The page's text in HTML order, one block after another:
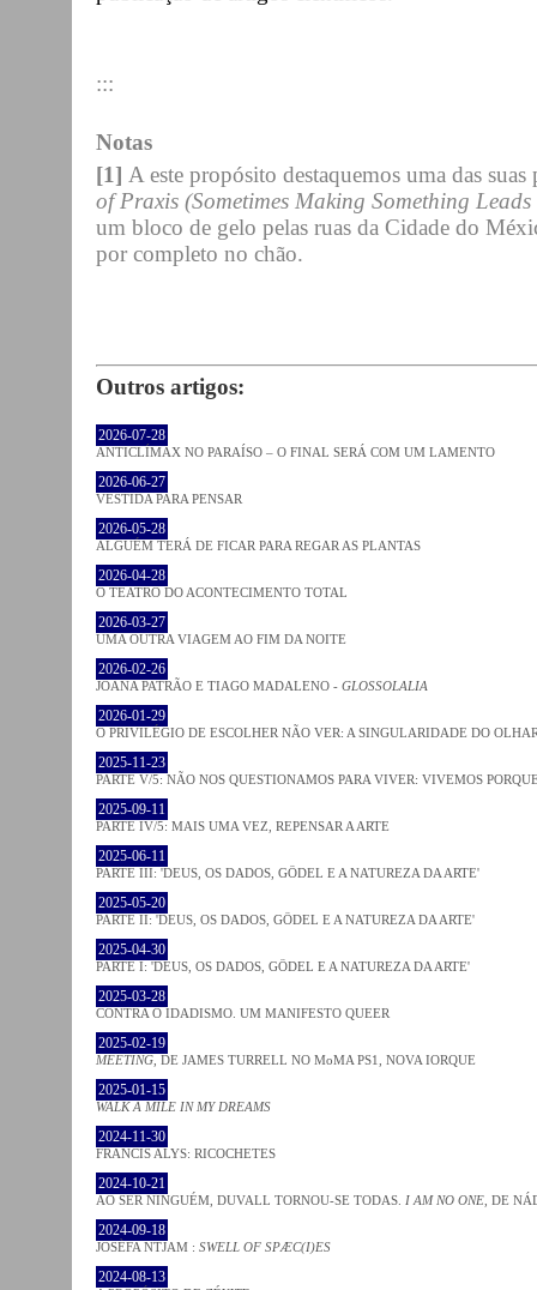
:::
Notas
[1] A este propósito destaquemos uma das
of Praxis (Sometimes Making Something
um bloco de gelo pelas ruas da Cidade do
por completo no chão.
Outros artigos:
2026-07-28
ANTICLÍMAX NO PARAÍSO – O FINAL SERÁ COM UM LAMENTO
2026-06-27
VESTIDA PARA PENSAR
2026-05-28
ALGUÉM TERÁ DE FICAR PARA REGAR AS PLANTAS
2026-04-28
O TEATRO DO ACONTECIMENTO TOTAL
2026-03-27
UMA OUTRA VIAGEM AO FIM DA NOITE
2026-02-26
JOANA PATRÃO E TIAGO MADALENO - GLOSSOLALIA
2026-01-29
O PRIVILÉGIO DE ESCOLHER NÃO VER: A SINGULARIDADE DO
2025-11-23
PARTE V/5: NÃO NOS QUESTIONAMOS PARA VIVER: VIVEMOS
2025-09-11
PARTE IV/5: MAIS UMA VEZ, REPENSAR A ARTE
2025-06-11
PARTE III: 'DEUS, OS DADOS, GÖDEL E A NATUREZA DA ARTE'
2025-05-20
PARTE II: 'DEUS, OS DADOS, GÖDEL E A NATUREZA DA ARTE'
2025-04-30
PARTE I: 'DEUS, OS DADOS, GÖDEL E A NATUREZA DA ARTE'
2025-03-28
CONTRA O IDADISMO. UM MANIFESTO QUEER
2025-02-19
MEETING , DE JAMES TURRELL NO MoMA PS1, NOVA IORQUE
2025-01-15
WALK A MILE IN MY DREAMS
2024-11-30
FRANCIS ALYS: RICOCHETES
2024-10-21
AO SER NINGUÉM, DUVALL TORNOU-SE TODAS. I AM NO ONE , DE
2024-09-18
JOSÈFA NTJAM : SWELL OF SPÆC(I)ES
2024-08-13